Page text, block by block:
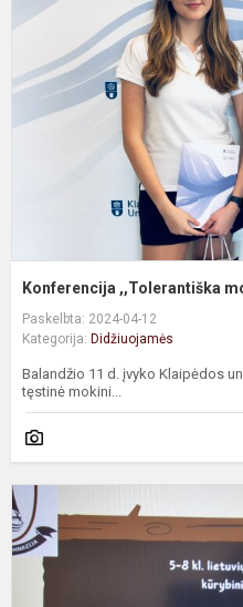
Konferencija ,,Tolerantiška
Paskelbta: 2024-04-12
Kategorija: Didžiuojamės
Balandžio 11 d. įvyko Klaipėdos
tęstinė mokini...